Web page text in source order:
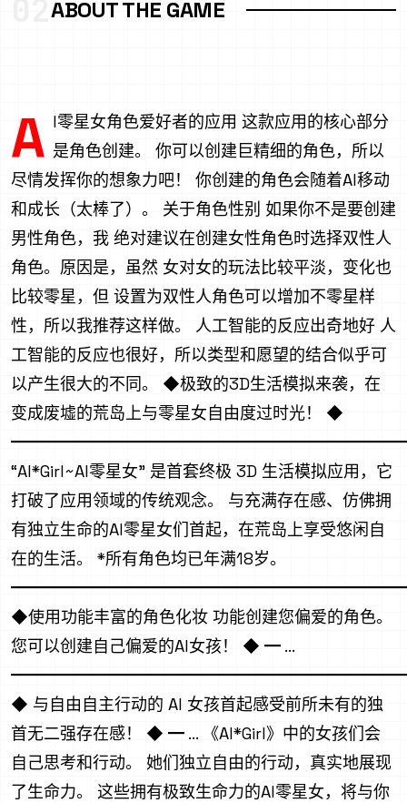
ABOUT THE GAME
A I零星女角色爱好者的应用 这款应用的核心部分
是角色创建。 你可以创建巨精细的角色，所以
尽情发挥你的想象力吧！ 你创建的角色会随着AI移动
和成长（太棒了）。 关于角色性别 如果你不是要创建
男性角色，我 绝对建议在创建女性角色时选择双性人
角色。原因是，虽然 女对女的玩法比较平淡，变化也
比较零星，但 设置为双性人角色可以增加不零星样
性，所以我推荐这样做。 人工智能的反应出奇地好 人
工智能的反应也很好，所以类型和愿望的结合似乎可
以产生很大的不同。 ◆极致的3D生活模拟来袭，在
变成废墟的荒岛上与零星女自由度过时光！ ◆
“AI*Girl~AI零星女” 是首套终极 3D 生活模拟应用，它
打破了应用领域的传统观念。 与充满存在感、仿佛拥
有独立生命的AI零星女们首起，在荒岛上享受悠闲自
在的生活。 *所有角色均已年满18岁。
◆使用功能丰富的角色化妆 功能创建您偏爱的角色。
您可以创建自己偏爱的AI女孩！ ◆ ━ ...
◆ 与自由自主行动的 AI 女孩首起感受前所未有的独
首无二强存在感！ ◆ ━ ... 《AI*Girl》中的女孩们会
自己思考和行动。 她们独立自由的行动，真实地展现
了生命力。 这些拥有极致生命力的AI零星女，将与你